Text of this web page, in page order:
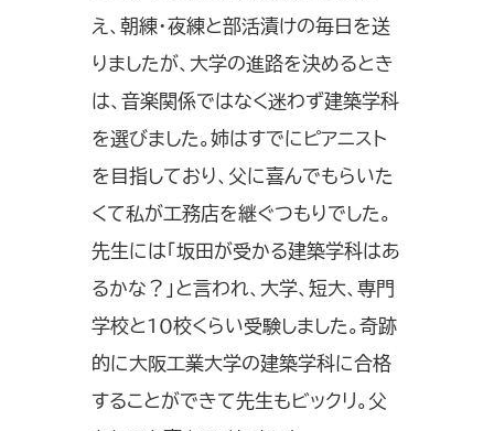
え、朝練・夜練と部活漬けの毎日を送
りましたが、大学の進路を決めるとき
は、音楽関係ではなく迷わず建築学科
を選びました。姉はすでにピアニスト
を目指しており、父に喜んでもらいた
くて私が工務店を継ぐつもりでした。
先生には「坂田が受かる建築学科はあ
るかな？」と言われ、大学、短大、専門
学校と10校くらい受験しました。奇跡
的に大阪工業大学の建築学科に合格
することができて先生もビックリ。父